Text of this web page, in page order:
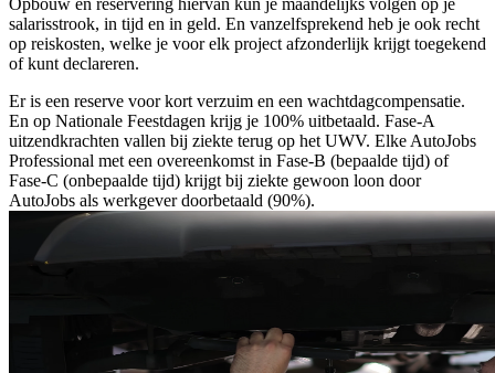
Opbouw en reservering hiervan kun je maandelijks volgen op je
salarisstrook, in tijd en in geld. En vanzelfsprekend heb je ook recht
op reiskosten, welke je voor elk project afzonderlijk krijgt toegekend
of kunt declareren.
Er is een reserve voor kort verzuim en een wachtdagcompensatie.
En op Nationale Feestdagen krijg je 100% uitbetaald. Fase-A
uitzendkrachten vallen bij ziekte terug op het UWV. Elke AutoJobs
Professional met een overeenkomst in Fase-B (bepaalde tijd) of
Fase-C (onbepaalde tijd) krijgt bij ziekte gewoon loon door
AutoJobs als werkgever doorbetaald (90%).